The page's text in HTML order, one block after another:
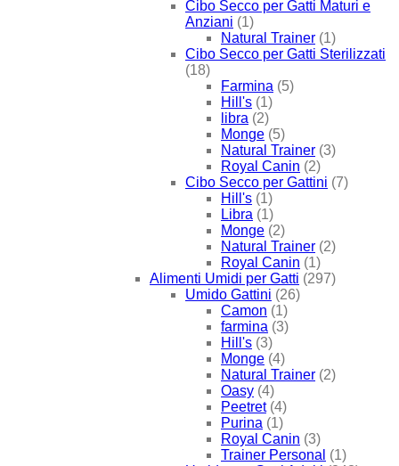
Cibo Secco per Gatti Maturi e
Anziani (1)
Natural Trainer (1)
Cibo Secco per Gatti Sterilizzati
(18)
Farmina (5)
Hill's (1)
libra (2)
Monge (5)
Natural Trainer (3)
Royal Canin (2)
Cibo Secco per Gattini (7)
Hill's (1)
Libra (1)
Monge (2)
Natural Trainer (2)
Royal Canin (1)
Alimenti Umidi per Gatti (297)
Umido Gattini (26)
Camon (1)
farmina (3)
Hill's (3)
Monge (4)
Natural Trainer (2)
Oasy (4)
Peetret (4)
Purina (1)
Royal Canin (3)
Trainer Personal (1)